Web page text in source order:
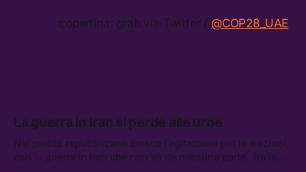
copertina: grab via Twitter / @COP28_UAE
La guerra in Iran si perde alle urne
Nel partito repubblicano cresce l’agitazione per le elezioni,
con la guerra in Iran che non va da nessuna parte. Tra le